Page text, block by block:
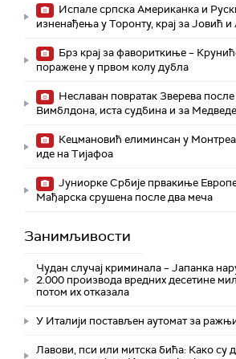
Испале српска Американка и
изненађења у Торонту, крај за Јовић и
Брз крај за фавориткиње –
поражене у првом колу дубла
Неславан повратак Зверева
Вимблдона, иста судбина и за
Кецмановић елиминсан у
иде на Тијафоа
Јуниорке Србије првакиње
Мађарска срушена после два меча
Занимљивости
Чудан случај криминала – Јапанка
2.000 производа вредних десетине
потом их отказала
У Италији постављен аутомат за
Лавови, пси или митска бића: Како су